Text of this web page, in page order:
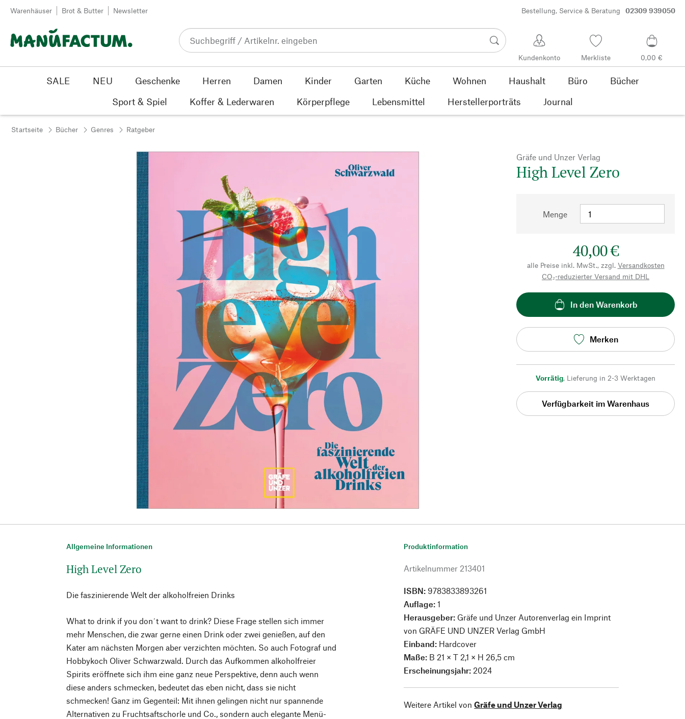
Zum Inhalt springen
Warenhäuser Brot & Butter Newsletter Bestellung, Service & Beratung 02309 939050
Kundenkonto Merkliste 0,00 €
SALE NEU Geschenke Herren Damen Kinder Garten Küche Wohnen Haushalt Büro
Bücher
Sport & Spiel
Koffer & Lederwaren Körperpflege Lebensmittel Herstellerporträts Journal
Startseite Bücher Genres Ratgeber
Gräfe und Unzer Verlag
High Level Zero
Menge
40,00 €
alle Preise inkl. MwSt., zzgl. Versandkosten
CO₂-reduzierter Versand mit DHL
In den Warenkorb
Merken
Vorrätig, Lieferung in 2-3 Werktagen
Verfügbarkeit im Warenhaus
Allgemeine Informationen
High Level Zero
Die faszinierende Welt der alkoholfreien Drinks
What to drink if you don´t want to drink? Diese Frage stellen sich immer
mehr Menschen, die zwar gerne einen Drink oder zwei genießen, auf den
Kater am nächsten Morgen aber verzichten möchten. So auch Fotograf und
Hobbykoch Oliver Schwarzwald. Durch das Aufkommen alkoholfreier
Spirits eröffnete sich ihm eine ganz neue Perspektive, denn auch wenn
diese anders schmecken, bedeutet das eben nicht, dass sie nicht
schmecken! Ganz im Gegenteil: Mit ihnen gelingen nicht nur spannende
Alternativen zu Fruchtsaftschorle und Co., sondern auch elegante Menü-
Produktinformation
Artikelnummer 213401
ISBN: 9783833893261
Auflage:1
Herausgeber: Gräfe und Unzer Autorenverlag ein Imprint
von GRÄFE UND UNZER Verlag GmbH
Einband: Hardcover
Maße: B 21 × T 2,1 × H 26,5 cm
Erscheinungsjahr: 2024
Weitere Artikel von Gräfe und Unzer Verlag